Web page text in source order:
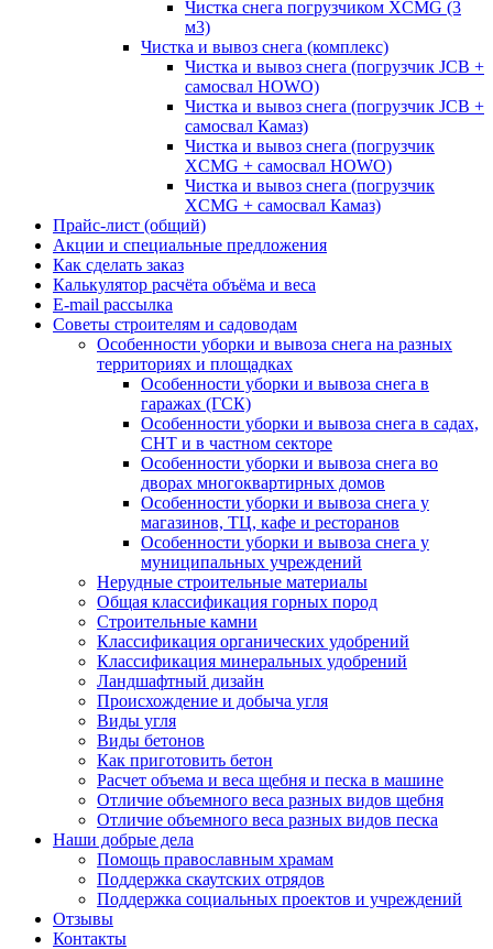
Чистка снега погрузчиком XCMG (3
м3)
Чистка и вывоз снега (комплекс)
Чистка и вывоз снега (погрузчик JCB +
самосвал HOWO)
Чистка и вывоз снега (погрузчик JCB +
самосвал Камаз)
Чистка и вывоз снега (погрузчик
XCMG + самосвал HOWO)
Чистка и вывоз снега (погрузчик
XCMG + самосвал Камаз)
Прайс-лист (общий)
Акции и специальные предложения
Как сделать заказ
Калькулятор расчёта объёма и веса
E-mail рассылка
Советы строителям и садоводам
Особенности уборки и вывоза снега на разных
территориях и площадках
Особенности уборки и вывоза снега в
гаражах (ГСК)
Особенности уборки и вывоза снега в садах,
СНТ и в частном секторе
Особенности уборки и вывоза снега во
дворах многоквартирных домов
Особенности уборки и вывоза снега у
магазинов, ТЦ, кафе и ресторанов
Особенности уборки и вывоза снега у
муниципальных учреждений
Нерудные строительные материалы
Общая классификация горных пород
Строительные камни
Классификация органических удобрений
Классификация минеральных удобрений
Ландшафтный дизайн
Происхождение и добыча угля
Виды угля
Виды бетонов
Как приготовить бетон
Расчет объема и веса щебня и песка в машине
Отличие объемного веса разных видов щебня
Отличие объемного веса разных видов песка
Наши добрые дела
Помощь православным храмам
Поддержка скаутских отрядов
Поддержка социальных проектов и учреждений
Отзывы
Контакты